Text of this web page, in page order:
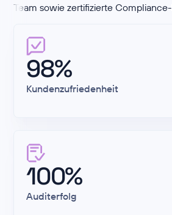
Team sowie zertifizierte Compliance-
98%
Kundenzufriedenheit
100%
Auditerfolg